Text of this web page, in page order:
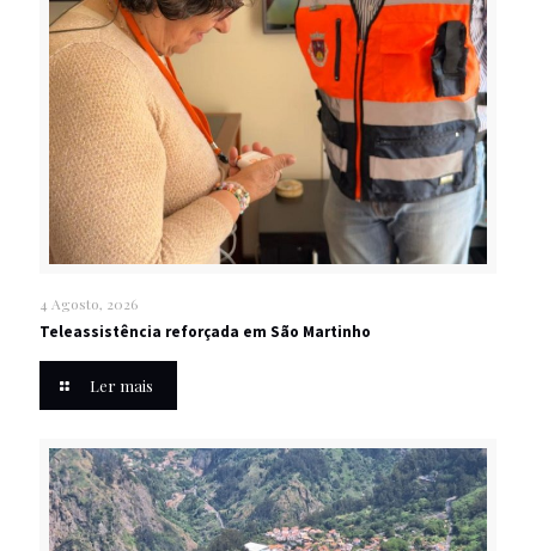
4 Agosto, 2026
Teleassistência reforçada em São Martinho
Ler mais